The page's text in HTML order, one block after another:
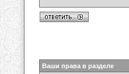
Ваши права в разделе